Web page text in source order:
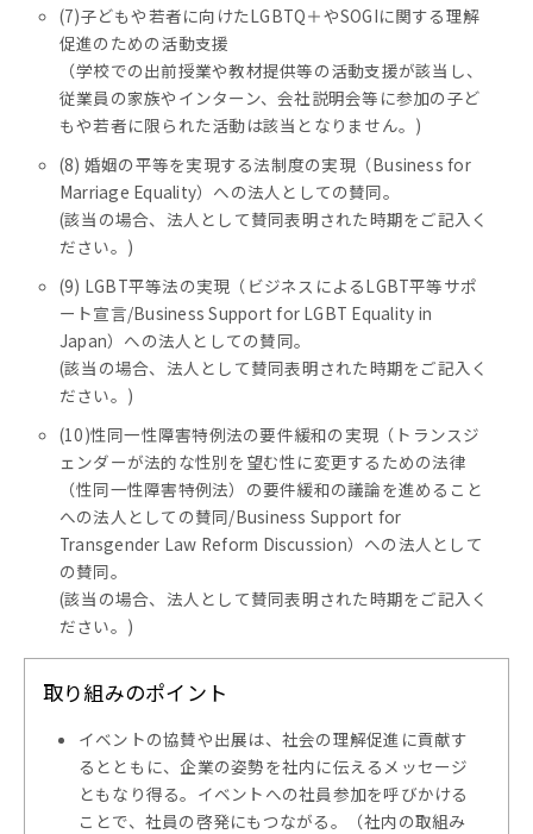
(7)子どもや若者に向けたLGBTQ＋やSOGIに関する理解
促進のための活動支援
（学校での出前授業や教材提供等の活動支援が該当し、
従業員の家族やインターン、会社説明会等に参加の子ど
もや若者に限られた活動は該当となりません。)
(8) 婚姻の平等を実現する法制度の実現（Business for
Marriage Equality）への法人としての賛同。
(該当の場合、法人として賛同表明された時期をご記入く
ださい。)
(9) LGBT平等法の実現（ビジネスによるLGBT平等サポ
ート宣言/Business Support for LGBT Equality in
Japan）への法人としての賛同。
(該当の場合、法人として賛同表明された時期をご記入く
ださい。)
(10)性同一性障害特例法の要件緩和の実現（トランスジ
ェンダーが法的な性別を望む性に変更するための法律
（性同一性障害特例法）の要件緩和の議論を進めること
への法人としての賛同/Business Support for
Transgender Law Reform Discussion）への法人として
の賛同。
(該当の場合、法人として賛同表明された時期をご記入く
ださい。)
取り組みのポイント
イベントの協賛や出展は、社会の理解促進に貢献す
るとともに、企業の姿勢を社内に伝えるメッセージ
ともなり得る。イベントへの社員参加を呼びかける
ことで、社員の啓発にもつながる。（社内の取組み